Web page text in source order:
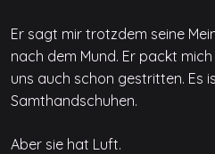
Er sagt mir trotzdem seine
nach dem Mund. Er packt
uns auch schon gestritten. Es
Samthandschuhen.
Aber sie hat Luft.